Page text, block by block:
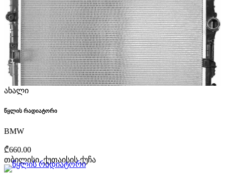
ახალი
წყლის რადიატორი
BMW
₾660.00
თბილისი, ქუთაისის ქუჩა